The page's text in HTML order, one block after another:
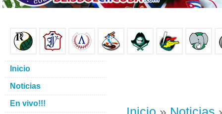
Inicio
Noticias
En vivo!!!